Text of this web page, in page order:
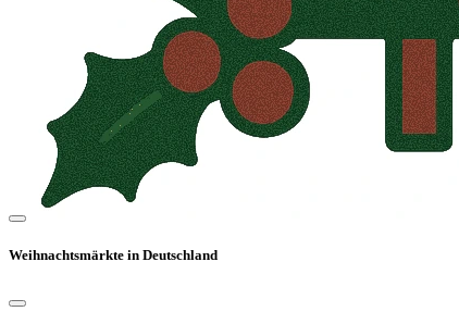
Weihnachtsmärkte in Deutschland